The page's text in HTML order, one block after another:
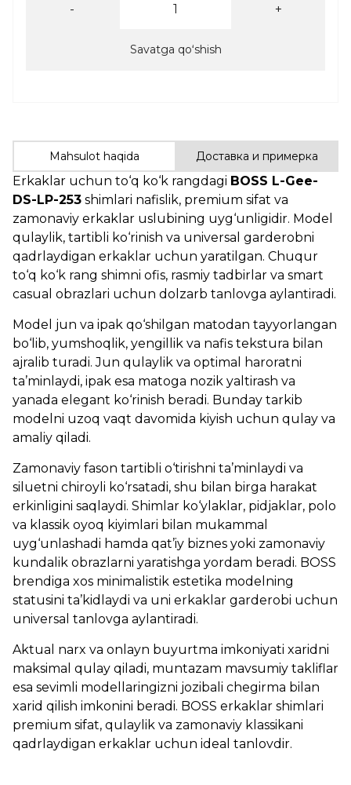
- +
Savatga qoʻshish
Mahsulot haqida Доставка и примерка
Erkaklar uchun to‘q ko‘k rangdagi BOSS L-Gee-
DS-LP-253 shimlari nafislik, premium sifat va
zamonaviy erkaklar uslubining uyg‘unligidir. Model
qulaylik, tartibli ko‘rinish va universal garderobni
qadrlaydigan erkaklar uchun yaratilgan. Chuqur
to‘q ko‘k rang shimni ofis, rasmiy tadbirlar va smart
casual obrazlari uchun dolzarb tanlovga aylantiradi.
Model jun va ipak qo‘shilgan matodan tayyorlangan
bo‘lib, yumshoqlik, yengillik va nafis tekstura bilan
ajralib turadi. Jun qulaylik va optimal haroratni
ta’minlaydi, ipak esa matoga nozik yaltirash va
yanada elegant ko‘rinish beradi. Bunday tarkib
modelni uzoq vaqt davomida kiyish uchun qulay va
amaliy qiladi.
Zamonaviy fason tartibli o‘tirishni ta’minlaydi va
siluetni chiroyli ko‘rsatadi, shu bilan birga harakat
erkinligini saqlaydi. Shimlar ko‘ylaklar, pidjaklar, polo
va klassik oyoq kiyimlari bilan mukammal
uyg‘unlashadi hamda qat’iy biznes yoki zamonaviy
kundalik obrazlarni yaratishga yordam beradi. BOSS
brendiga xos minimalistik estetika modelning
statusini ta’kidlaydi va uni erkaklar garderobi uchun
universal tanlovga aylantiradi.
Aktual narx va onlayn buyurtma imkoniyati xaridni
maksimal qulay qiladi, muntazam mavsumiy takliflar
esa sevimli modellaringizni jozibali chegirma bilan
xarid qilish imkonini beradi. BOSS erkaklar shimlari
premium sifat, qulaylik va zamonaviy klassikani
qadrlaydigan erkaklar uchun ideal tanlovdir.